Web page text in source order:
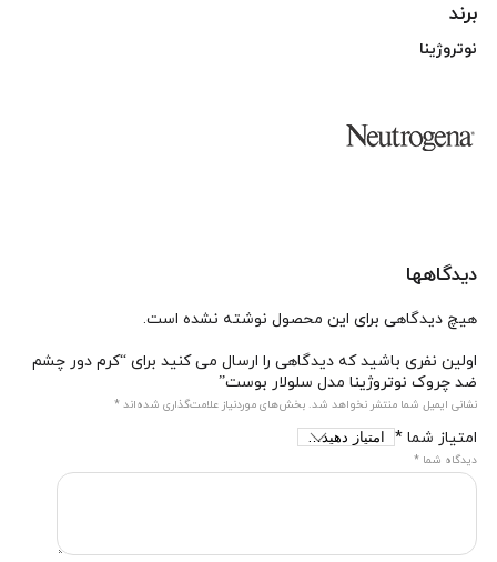
برند
نوتروژینا
دیدگاهها
هیچ دیدگاهی برای این محصول نوشته نشده است.
اولین نفری باشید که دیدگاهی را ارسال می کنید برای “کرم دور چشم
ضد چروک نوتروژینا مدل سلولار بوست”
نشانی ایمیل شما منتشر نخواهد شد. بخش‌های موردنیاز علامت‌گذاری شده‌اند *
امتیاز شما *
دیدگاه شما *